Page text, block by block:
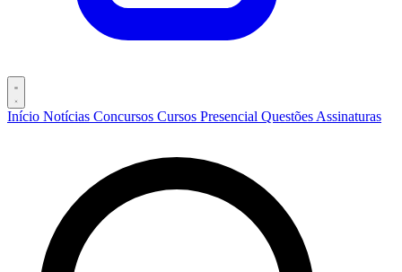
Início Notícias Concursos Cursos Presencial Questões Assinaturas